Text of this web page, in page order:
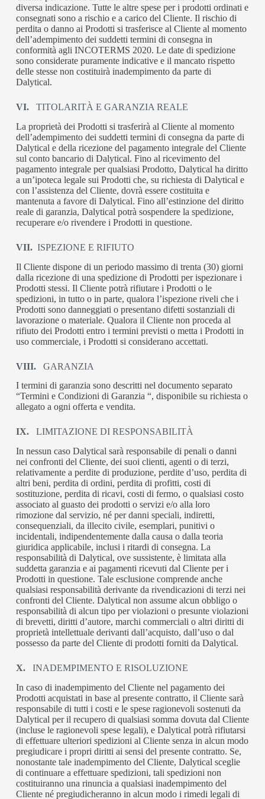
diversa indicazione. Tutte le altre spese per i prodotti ordinati e
consegnati sono a rischio e a carico del Cliente. Il rischio di
perdita o danno ai Prodotti si trasferisce al Cliente al momento
dell’adempimento dei suddetti termini di consegna in
conformità agli INCOTERMS 2020. Le date di spedizione
sono considerate puramente indicative e il mancato rispetto
delle stesse non costituirà inadempimento da parte di
Dalytical.
VI. TITOLARITÀ E GARANZIA REALE
La proprietà dei Prodotti si trasferirà al Cliente al momento
dell’adempimento dei suddetti termini di consegna da parte di
Dalytical e della ricezione del pagamento integrale del Cliente
sul conto bancario di Dalytical. Fino al ricevimento del
pagamento integrale per qualsiasi Prodotto, Dalytical ha diritto
a un’ipoteca legale sui Prodotti che, su richiesta di Dalytical e
con l’assistenza del Cliente, dovrà essere costituita e
mantenuta a favore di Dalytical. Fino all’estinzione del diritto
reale di garanzia, Dalytical potrà sospendere la spedizione,
recuperare e/o rivendere i Prodotti in questione.
VII. ISPEZIONE E RIFIUTO
Il Cliente dispone di un periodo massimo di trenta (30) giorni
dalla ricezione di una spedizione di Prodotti per ispezionare i
Prodotti stessi. Il Cliente potrà rifiutare i Prodotti o le
spedizioni, in tutto o in parte, qualora l’ispezione riveli che i
Prodotti sono danneggiati o presentano difetti sostanziali di
lavorazione o materiale. Qualora il Cliente non proceda al
rifiuto dei Prodotti entro i termini previsti o metta i Prodotti in
uso commerciale, i Prodotti si considerano accettati.
VIII. GARANZIA
I termini di garanzia sono descritti nel documento separato
“Termini e Condizioni di Garanzia “, disponibile su richiesta o
allegato a ogni offerta e vendita.
IX. LIMITAZIONE DI RESPONSABILITÀ
In nessun caso Dalytical sarà responsabile di penali o danni
nei confronti del Cliente, dei suoi clienti, agenti o di terzi,
relativamente a perdite di produzione, perdite d’uso, perdita di
altri beni, perdita di ordini, perdita di profitti, costi di
sostituzione, perdita di ricavi, costi di fermo, o qualsiasi costo
associato al guasto dei prodotti o servizi e/o alla loro
rimozione dal servizio, né per danni speciali, indiretti,
consequenziali, da illecito civile, esemplari, punitivi o
incidentali, indipendentemente dalla causa o dalla teoria
giuridica applicabile, inclusi i ritardi di consegna. La
responsabilità di Dalytical, ove sussistente, è limitata alla
suddetta garanzia e ai pagamenti ricevuti dal Cliente per i
Prodotti in questione. Tale esclusione comprende anche
qualsiasi responsabilità derivante da rivendicazioni di terzi nei
confronti del Cliente. Dalytical non assume alcun obbligo o
responsabilità di alcun tipo per violazioni o presunte violazioni
di brevetti, diritti d’autore, marchi commerciali o altri diritti di
proprietà intellettuale derivanti dall’acquisto, dall’uso o dal
possesso da parte del Cliente di prodotti forniti da Dalytical.
X. INADEMPIMENTO E RISOLUZIONE
In caso di inadempimento del Cliente nel pagamento dei
Prodotti acquistati in base al presente contratto, il Cliente sarà
responsabile di tutti i costi e le spese ragionevoli sostenuti da
Dalytical per il recupero di qualsiasi somma dovuta dal Cliente
(incluse le ragionevoli spese legali), e Dalytical potrà rifiutarsi
di effettuare ulteriori spedizioni al Cliente senza in alcun modo
pregiudicare i propri diritti ai sensi del presente contratto. Se,
nonostante tale inadempimento del Cliente, Dalytical sceglie
di continuare a effettuare spedizioni, tali spedizioni non
costituiranno una rinuncia a qualsiasi inadempimento del
Cliente né pregiudicheranno in alcun modo i rimedi legali di